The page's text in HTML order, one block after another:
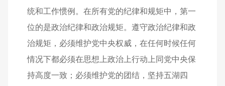
统和工作惯例。在所有党的纪律和规矩中，第一
位的是政治纪律和政治规矩。遵守政治纪律和政
治规矩，必须维护党中央权威，在任何时候任何
情况下都必须在思想上政治上行动上同党中央保
持高度一致；必须维护党的团结，坚持五湖四